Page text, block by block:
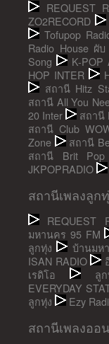
REQUEST
ZO2RECORD
Tofupop
Radio House ผับ
Song
K-POP
HOP INTER
สถานี Hitz
สถานี All You
20 Inter
สถานี
สถานี Club
Zone
สถานี
สถานี Brit Pop
JKPOPRADIO
สถานีเพลงลูก
REQUEST
มหานคร 95 FM
ลูกทุ่ง
บ้านมห
ISAN RADIO
เรดิโอ
ลู
EVERYDAY
ลูกทุ่ง
Ezy
สถานีเพลงออ